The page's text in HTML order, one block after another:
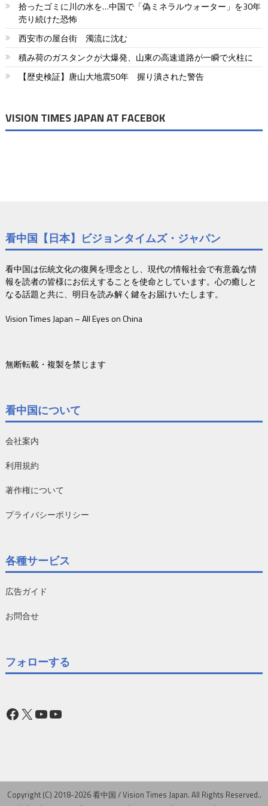
シ
ョ
ン
拾ったゴミに川の水を…中国で「偽ミネラルウォーター」を30年
売り続けた恐怖
西安市の屋台街 濁流に沈む
積み荷のガスタンクが大爆発、山東の高速道路が一瞬で火柱に
【歴史検証】唐山大地震50年 握り潰された警告
VISION TIMES JAPAN AT FACEBOK
看中国【日本】ビジョンタイムズ・ジャパン
看中国は伝統文化の復興を理念とし、現代の情報社会で有意義な情
報を読者の皆様にお伝えすることを使命としています。心の癒しと
なる話題と共に、明日を読み解く鍵をお届けいたします。
Vision Times Japan – All Eyes on China
無断転載・複製を禁じます
看中国について
会社案内
利用規約
著作権について
プライバシーポリシー
各種サービス
広告ガイド
お問合せ
フォローする
Facebook
X YouTube
YouTube
Copyright (C) 2018-2026 看中国 / Vision Times Japan. All Rights Reserved..